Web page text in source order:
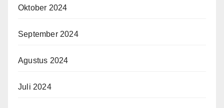
Oktober 2024
September 2024
Agustus 2024
Juli 2024